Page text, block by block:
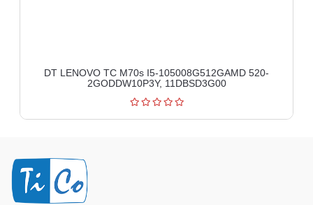
DT LENOVO TC M70s I5-105008G512GAMD 520-
2GODDW10P3Y, 11DBSD3G00